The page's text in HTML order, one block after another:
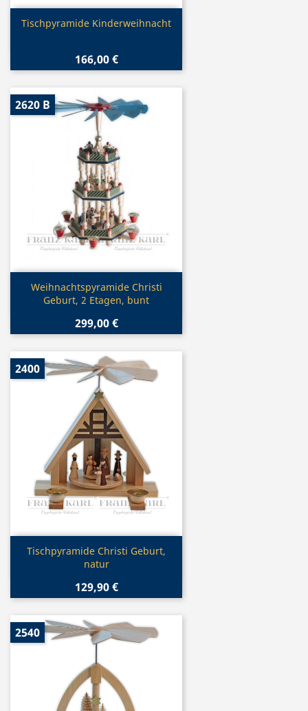
Vorschau
Tischpyramide Kinderweihnacht
166,00 €
Vorschau
Weihnachtspyramide Christi
Geburt, 2 Etagen, bunt
299,00 €
2620 B
Vorschau
Tischpyramide Christi Geburt,
natur
129,90 €
2400
2540